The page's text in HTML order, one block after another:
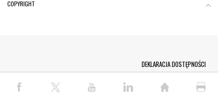
COPYRIGHT
© COPYRIGHT PAP 2026
DEKLARACJA DOSTĘPNOŚCI